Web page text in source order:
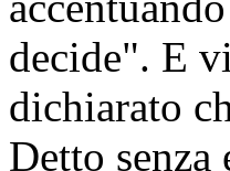
decide". E
dichiarato
Detto